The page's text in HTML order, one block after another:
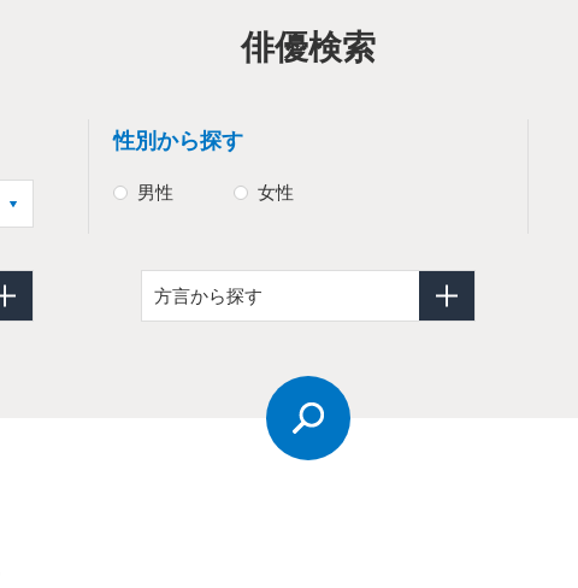
俳優検索
性別から探す
男性 女性
方言から探す